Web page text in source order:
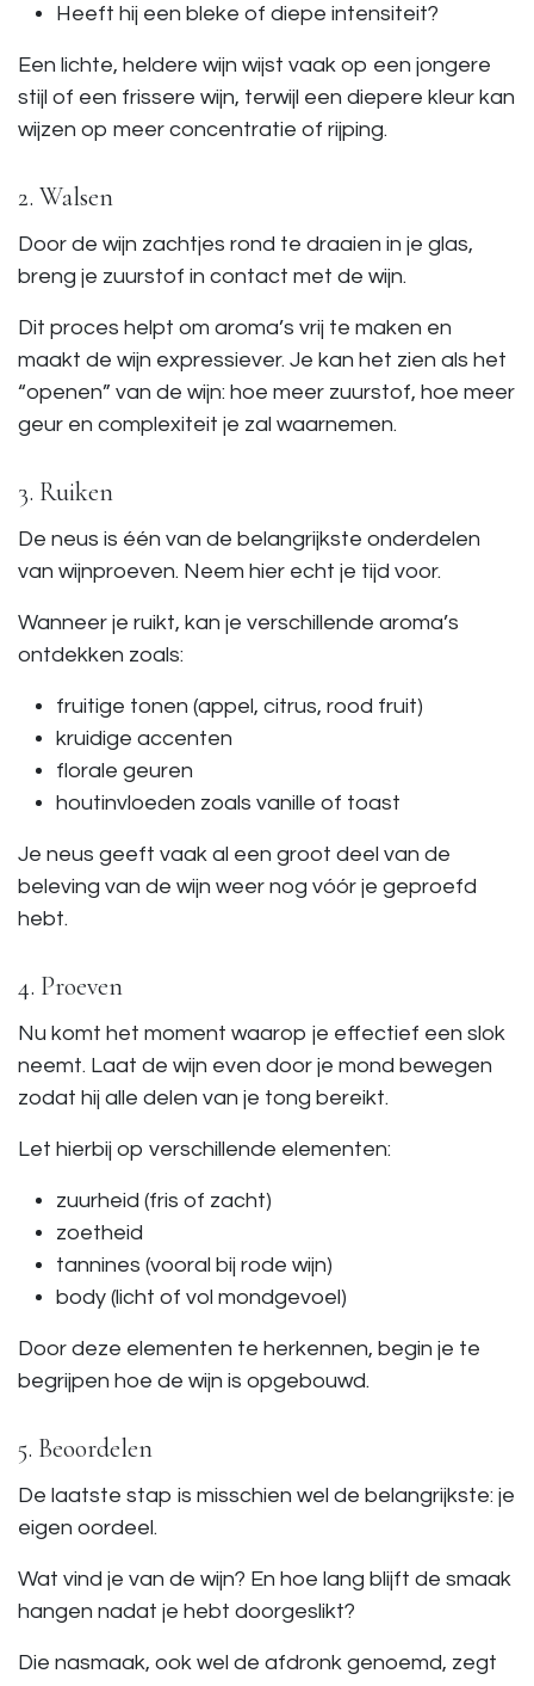
Heeft hij een bleke of diepe intensiteit?
Een lichte, heldere wijn wijst vaak op een jongere
stijl of een frissere wijn, terwijl een diepere kleur kan
wijzen op meer concentratie of rijping.
2. Walsen
Door de wijn zachtjes rond te draaien in je glas,
breng je zuurstof in contact met de wijn.
Dit proces helpt om aroma’s vrij te maken en
maakt de wijn expressiever. Je kan het zien als het
“openen” van de wijn: hoe meer zuurstof, hoe meer
geur en complexiteit je zal waarnemen.
3. Ruiken
De neus is één van de belangrijkste onderdelen
van wijnproeven. Neem hier echt je tijd voor.
Wanneer je ruikt, kan je verschillende aroma’s
ontdekken zoals:
fruitige tonen (appel, citrus, rood fruit)
kruidige accenten
florale geuren
houtinvloeden zoals vanille of toast
Je neus geeft vaak al een groot deel van de
beleving van de wijn weer nog vóór je geproefd
hebt.
4. Proeven
Nu komt het moment waarop je effectief een slok
neemt. Laat de wijn even door je mond bewegen
zodat hij alle delen van je tong bereikt.
Let hierbij op verschillende elementen:
zuurheid (fris of zacht)
zoetheid
tannines (vooral bij rode wijn)
body (licht of vol mondgevoel)
Door deze elementen te herkennen, begin je te
begrijpen hoe de wijn is opgebouwd.
5. Beoordelen
De laatste stap is misschien wel de belangrijkste: je
eigen oordeel.
Wat vind je van de wijn? En hoe lang blijft de smaak
hangen nadat je hebt doorgeslikt?
Die nasmaak, ook wel de afdronk genoemd, zegt